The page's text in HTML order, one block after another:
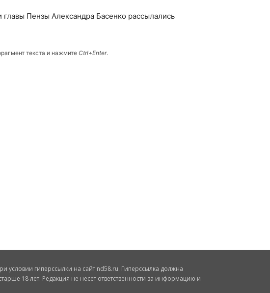
главы Пензы Александра Басенко рассылались
текста и нажмите Ctrl+Enter.
гиперссылки на сайт nd58.ru. Гиперссылка должна
18 лет. Редакция не несет ответственности за информацию и